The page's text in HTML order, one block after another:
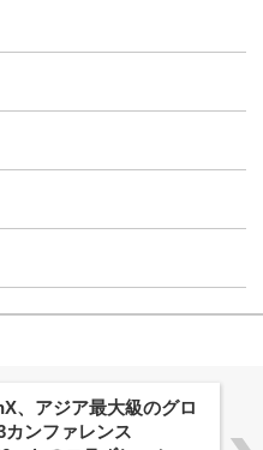
全ユーザー向けに提供